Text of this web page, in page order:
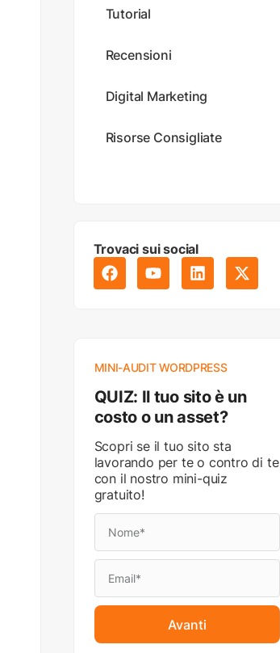
Tutorial
Recensioni
Digital Marketing
Risorse Consigliate
Trovaci sui social
MINI-AUDIT WORDPRESS
QUIZ: Il tuo sito è un
costo o un asset?
Scopri se il tuo sito sta
lavorando per te o contro di te
con il nostro mini-quiz
gratuito!
Avanti